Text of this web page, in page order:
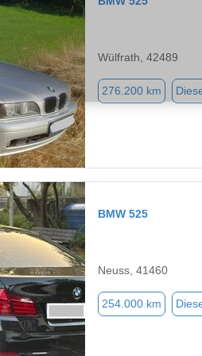
Wülfrath, 42489
276.200 km
BMW 525
Neuss, 41460
254.000 km